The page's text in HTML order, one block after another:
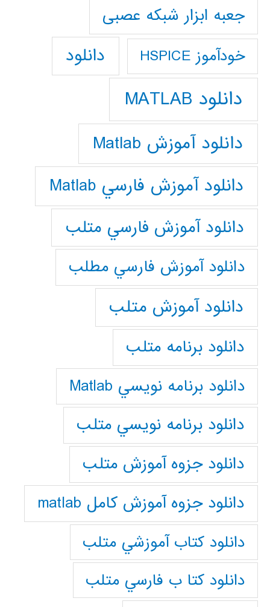
جعبه ابزار شبکه عصبی
خودآموز HSPICE دانلود
دانلود MATLAB
دانلود آموزش Matlab
دانلود آموزش فارسي Matlab
دانلود آموزش فارسي متلب
دانلود آموزش فارسي مطلب
دانلود آموزش متلب
دانلود برنامه متلب
دانلود برنامه نويسي Matlab
دانلود برنامه نويسي متلب
دانلود جزوه آموزش متلب
دانلود جزوه آموزش کامل matlab
دانلود كتاب آموزشي متلب
دانلود كتا ب فارسي متلب